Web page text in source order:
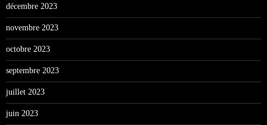
décembre 2023
novembre 2023
octobre 2023
septembre 2023
juillet 2023
juin 2023